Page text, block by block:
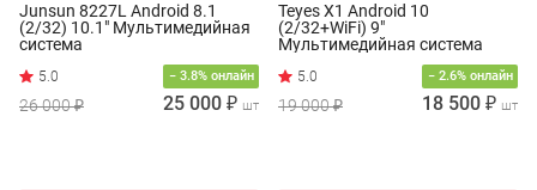
Junsun 8227L Android 8.1
(2/32) 10.1" Мультимедийная
система
− 3.8% онлайн
26 000 ₽ 25 000 ₽ шт
Teyes X1 Android 10
(2/32+WiFi) 9"
Мультимедийная система
− 2.6% онлайн
19 000 ₽ 18 500 ₽ шт